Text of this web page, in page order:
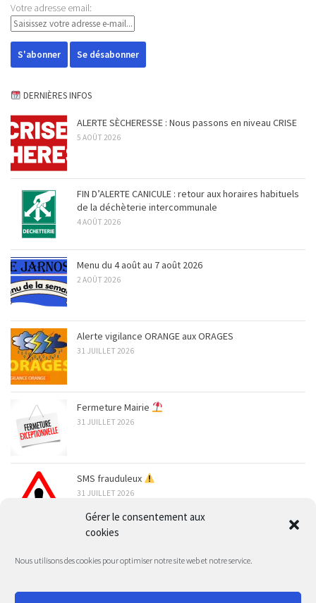
Gérer le consentement aux
cookies
Nous utilisons des cookies pour optimiser notre site web et notre service.
Votre adresse email:
DERNIÈRES INFOS
ALERTE SÈCHERESSE : Nous passons en niveau CRISE
5 AOÛT 2026
FIN D’ALERTE CANICULE : retour aux horaires habituels
de la déchèterie intercommunale
4 AOÛT 2026
Menu du 4 août au 7 août 2026
2 AOÛT 2026
Alerte vigilance ORANGE aux ORAGES
31 JUILLET 2026
Fermeture Mairie
31 JUILLET 2026
SMS frauduleux
31 JUILLET 2026